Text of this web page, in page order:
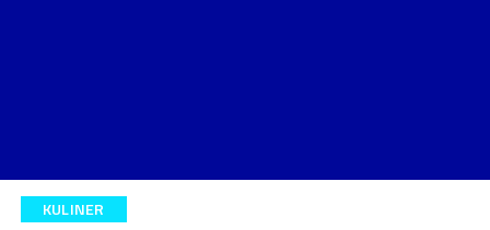
KULINER